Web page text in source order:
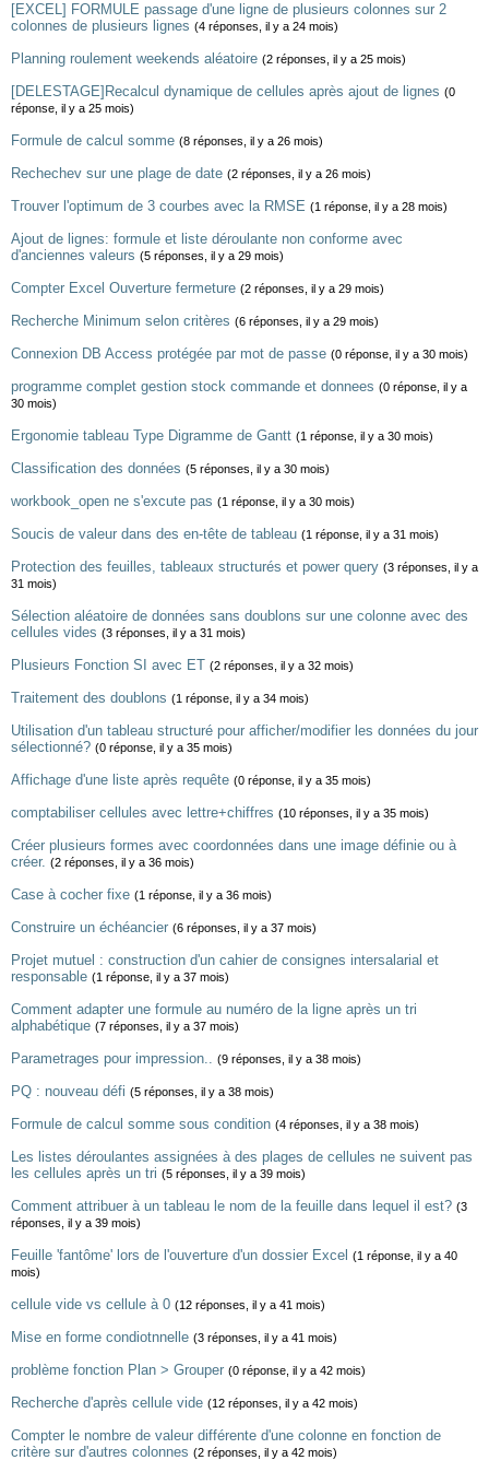
[EXCEL] FORMULE passage d'une ligne de plusieurs colonnes sur 2
colonnes de plusieurs lignes (4 réponses, il y a 24 mois)
Planning roulement weekends aléatoire (2 réponses, il y a 25 mois)
[DELESTAGE]Recalcul dynamique de cellules après ajout de lignes (0
réponse, il y a 25 mois)
Formule de calcul somme (8 réponses, il y a 26 mois)
Rechechev sur une plage de date (2 réponses, il y a 26 mois)
Trouver l'optimum de 3 courbes avec la RMSE (1 réponse, il y a 28 mois)
Ajout de lignes: formule et liste déroulante non conforme avec
d'anciennes valeurs (5 réponses, il y a 29 mois)
Compter Excel Ouverture fermeture (2 réponses, il y a 29 mois)
Recherche Minimum selon critères (6 réponses, il y a 29 mois)
Connexion DB Access protégée par mot de passe (0 réponse, il y a 30 mois)
programme complet gestion stock commande et donnees (0 réponse, il y a
30 mois)
Ergonomie tableau Type Digramme de Gantt (1 réponse, il y a 30 mois)
Classification des données (5 réponses, il y a 30 mois)
workbook_open ne s'excute pas (1 réponse, il y a 30 mois)
Soucis de valeur dans des en-tête de tableau (1 réponse, il y a 31 mois)
Protection des feuilles, tableaux structurés et power query (3 réponses, il y a
31 mois)
Sélection aléatoire de données sans doublons sur une colonne avec des
cellules vides (3 réponses, il y a 31 mois)
Plusieurs Fonction SI avec ET (2 réponses, il y a 32 mois)
Traitement des doublons (1 réponse, il y a 34 mois)
Utilisation d'un tableau structuré pour afficher/modifier les données du jour
sélectionné? (0 réponse, il y a 35 mois)
Affichage d'une liste après requête (0 réponse, il y a 35 mois)
comptabiliser cellules avec lettre+chiffres (10 réponses, il y a 35 mois)
Créer plusieurs formes avec coordonnées dans une image définie ou à
créer. (2 réponses, il y a 36 mois)
Case à cocher fixe (1 réponse, il y a 36 mois)
Construire un échéancier (6 réponses, il y a 37 mois)
Projet mutuel : construction d'un cahier de consignes intersalarial et
responsable (1 réponse, il y a 37 mois)
Comment adapter une formule au numéro de la ligne après un tri
alphabétique (7 réponses, il y a 37 mois)
Parametrages pour impression.. (9 réponses, il y a 38 mois)
PQ : nouveau défi (5 réponses, il y a 38 mois)
Formule de calcul somme sous condition (4 réponses, il y a 38 mois)
Les listes déroulantes assignées à des plages de cellules ne suivent pas
les cellules après un tri (5 réponses, il y a 39 mois)
Comment attribuer à un tableau le nom de la feuille dans lequel il est? (3
réponses, il y a 39 mois)
Feuille 'fantôme' lors de l'ouverture d'un dossier Excel (1 réponse, il y a 40
mois)
cellule vide vs cellule à 0 (12 réponses, il y a 41 mois)
Mise en forme condiotnnelle (3 réponses, il y a 41 mois)
problème fonction Plan > Grouper (0 réponse, il y a 42 mois)
Recherche d'après cellule vide (12 réponses, il y a 42 mois)
Compter le nombre de valeur différente d'une colonne en fonction de
critère sur d'autres colonnes (2 réponses, il y a 42 mois)